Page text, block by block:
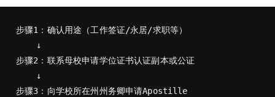
步骤1：确认用途（工作签证/永居/求职等）
    ↓
步骤2：联系母校申请学位证书认证副本或公证
    ↓
步骤3：向学校所在州州务卿申请Apostille